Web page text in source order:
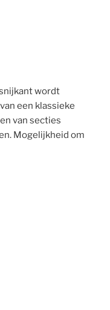
wordt
een klassieke
van secties
Mogelijkheid om